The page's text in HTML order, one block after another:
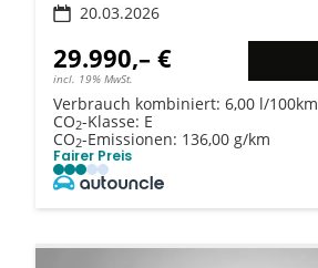
20.03.2026
29.990,– €
incl. 19% MwSt.
Verbrauch kombiniert: 6,00 l/100km
CO2-Klasse: E
CO2-Emissionen: 136,00 g/km
Fairer Preis